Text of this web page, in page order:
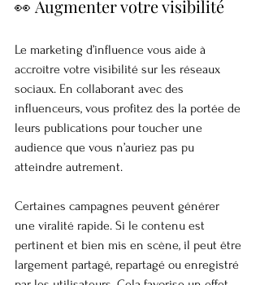
👀 Augmenter votre visibilité
Le marketing d’influence vous aide à
accroître votre visibilité sur les réseaux
sociaux. En collaborant avec des
influenceurs, vous profitez des la portée de
leurs publications pour toucher une
audience que vous n’auriez pas pu
atteindre autrement.
Certaines campagnes peuvent générer
une viralité rapide. Si le contenu est
pertinent et bien mis en scène, il peut être
largement partagé, repartagé ou enregistré